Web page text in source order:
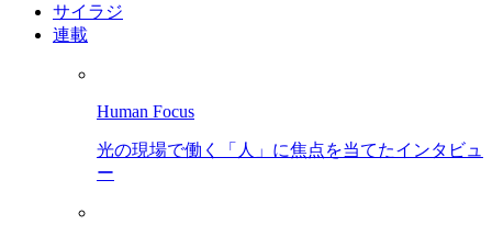
サイラジ
連載
Human Focus
光の現場で働く「人」に焦点を当てたインタビュ
ー